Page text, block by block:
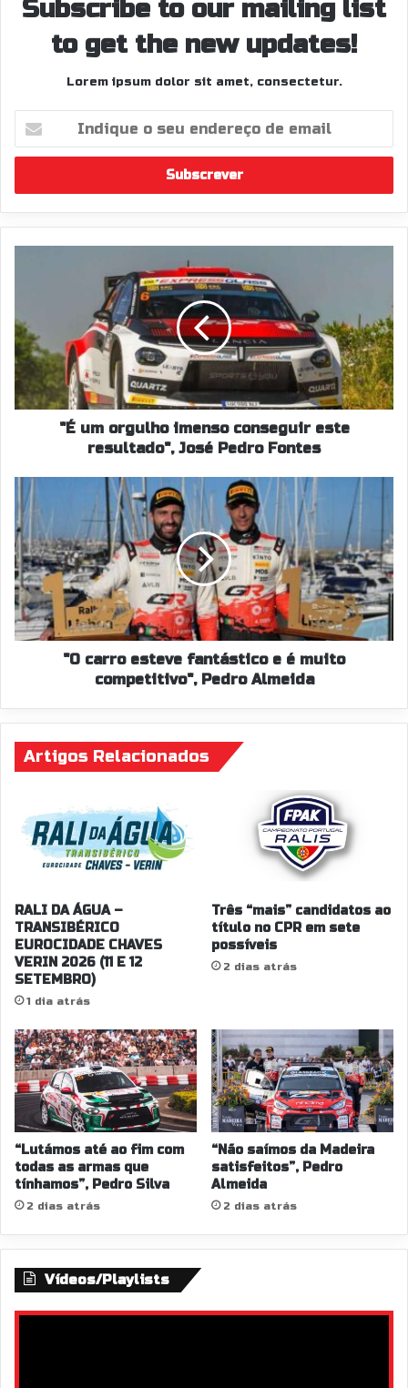
Subscribe to our mailing list
to get the new updates!
Lorem ipsum dolor sit amet, consectetur.
seu
de
email
conseguir
este
resultado",
José
Pedro
"É um orgulho imenso conseguir este
resultado", José Pedro Fontes
carro
esteve
fantástico
e
é
muito
competitivo",
Pedro
Almeida"O carro esteve fantástico e é muito
competitivo", Pedro Almeida
Artigos Relacionados
RALI DA ÁGUA –
TRANSIBÉRICO
EUROCIDADE CHAVES
VERIN 2026 (11 E 12
SETEMBRO)
1 dia atrás
Três “mais” candidatos ao
título no CPR em sete
possíveis
2 dias atrás
“Lutámos até ao fim com
todas as armas que
tínhamos”, Pedro Silva
2 dias atrás
“Não saímos da Madeira
satisfeitos”, Pedro
Almeida
2 dias atrás
Vídeos/Playlists